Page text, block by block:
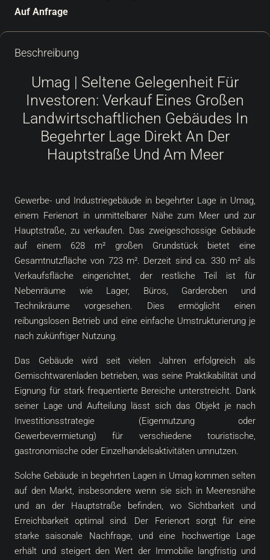
Auf Anfrage
Beschreibung
Umag | Seltene Gelegenheit Für
Investoren: Verkauf Eines Großen
Landwirtschaftlichen Gebäudes In
Begehrter Lage Direkt An Der
Hauptstraße Und Am Meer
Gewerbe- und Industriegebäude in begehrter Lage in Umag,
einem Ferienort in unmittelbarer Nähe zum Meer und zur
Hauptstraße, zu verkaufen. Das zweigeschossige Gebäude
auf einem 628 m² großen Grundstück bietet eine
Gesamtnutzfläche von 723 m². Derzeit sind ca. 330 m² als
Verkaufsfläche eingerichtet, der restliche Teil ist für
Nebenräume wie Lager, Büros, Garderoben und
Technikräume vorgesehen. Dies ermöglicht einen
reibungslosen Betrieb und eine einfache Umstrukturierung je
nach zukünftiger Nutzung.
Das Gebäude wird seit vielen Jahren erfolgreich als
Gemischtwarenladen betrieben, was seine Praktikabilität und
Eignung für stark frequentierte Bereiche unterstreicht. Dank
seiner Lage und Aufteilung lässt sich das Objekt je nach
Investitionsstrategie (Eigennutzung oder
Gewerbevermietung) für verschiedene touristische,
gastronomische oder Einzelhandelsaktivitäten umnutzen.
Solche Gebäude in begehrten Lagen in Umag kommen selten
auf den Markt, insbesondere wenn sie sich in Meeresnähe
und an der Hauptstraße befinden, wo Sichtbarkeit und
Erreichbarkeit optimal sind. Der Ferienort sorgt für eine
starke saisonale Nachfrage, und eine hochwertige Lage
erhält und steigert den Wert der Immobilie langfristig und